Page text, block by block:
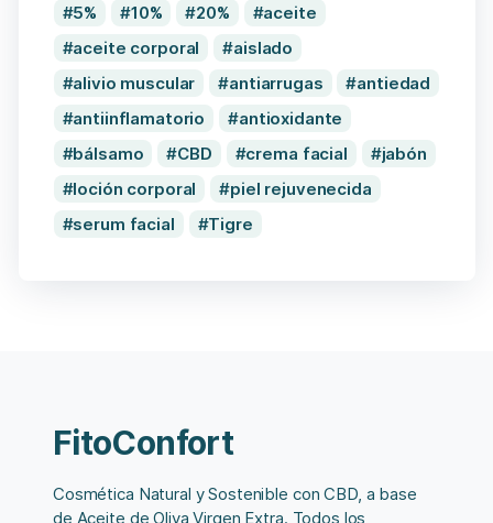
5% 10% 20%
aceite
aceite corporal
aislado
alivio muscular
antiarrugas
antiedad
antiinflamatorio
antioxidante
bálsamo
CBD crema facial
jabón
loción corporal
piel rejuvenecida
serum facial
Tigre
FitoConfort
Cosmética Natural y Sostenible con CBD, a base
de Aceite de Oliva Virgen Extra. Todos los